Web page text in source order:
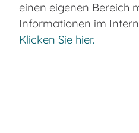
einen eigenen Bereich
Informationen im
Klicken Sie hier.